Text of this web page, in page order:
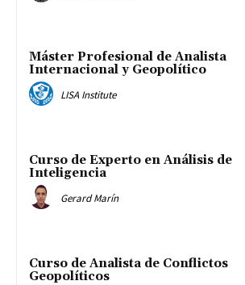
Máster Profesional de Analista
Internacional y Geopolítico
LISA Institute
Curso de Experto en Análisis de
Inteligencia
Gerard Marín
Curso de Analista de Conflictos
Geopolíticos